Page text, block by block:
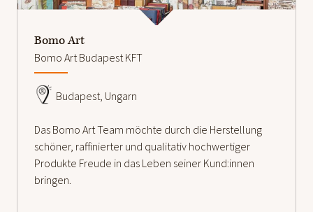
Bomo Art
Bomo Art Budapest KFT
Budapest, Ungarn
Das Bomo Art Team möchte durch die Herstellung
schöner, raffinierter und qualitativ hochwertiger
Produkte Freude in das Leben seiner Kund:innen
bringen.